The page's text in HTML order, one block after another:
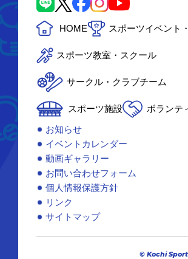
HOME スポーツイベント
スポーツ教室・スクール
サークル・クラブチーム
スポーツ施設
ボランテ
お知らせ
イベントカレンダー
動画ギャラリー
お問い合わせフォーム
個人情報保護方針
リンク
サイトマップ
© Kochi